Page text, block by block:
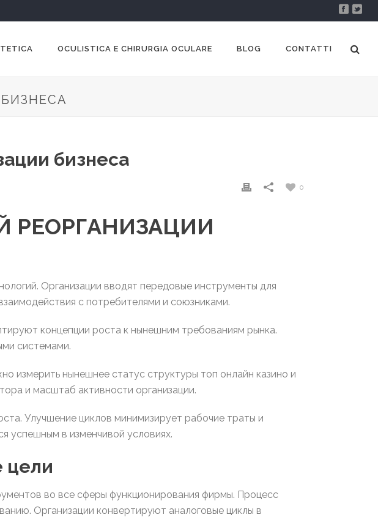
OCULISTICA E CHIRURGIA OCULARE BLOG CONTATTI
бизнеса
0
РЕОРГАНИЗАЦИИ
Организации вводят передовые инструменты для
с потребителями и союзниками.
концепции роста к нынешним требованиям рынка.
системами.
измерить нынешнее статус структуры топ онлайн казино и
и масштаб активности организации.
Улучшение циклов минимизирует рабочие траты и
успешным в изменчивой условиях.
цели
во все сферы функционирования фирмы. Процесс
Организации конвертируют аналоговые циклы в